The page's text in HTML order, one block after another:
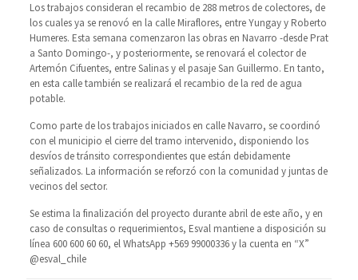
Los trabajos consideran el recambio de 288 metros de colectores, de
los cuales ya se renovó en la calle Miraflores, entre Yungay y Roberto
Humeres. Esta semana comenzaron las obras en Navarro -desde Prat
a Santo Domingo-, y posteriormente, se renovará el colector de
Artemón Cifuentes, entre Salinas y el pasaje San Guillermo. En tanto,
en esta calle también se realizará el recambio de la red de agua
potable.
Como parte de los trabajos iniciados en calle Navarro, se coordinó
con el municipio el cierre del tramo intervenido, disponiendo los
desvíos de tránsito correspondientes que están debidamente
señalizados. La información se reforzó con la comunidad y juntas de
vecinos del sector.
Se estima la finalización del proyecto durante abril de este año, y en
caso de consultas o requerimientos, Esval mantiene a disposición su
línea 600 600 60 60, el WhatsApp +569 99000336 y la cuenta en “X”
@esval_chile